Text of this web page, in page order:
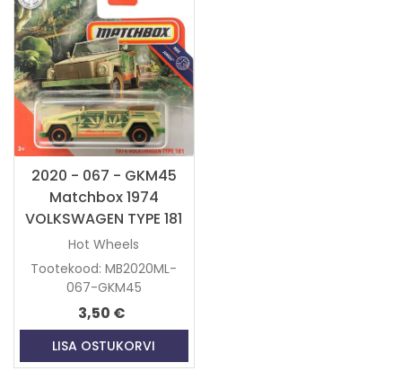
2020 - 067 - GKM45
Matchbox 1974
VOLKSWAGEN TYPE 181
Hot Wheels
Tootekood: MB2020ML-
067-GKM45
3,50 €
LISA OSTUKORVI